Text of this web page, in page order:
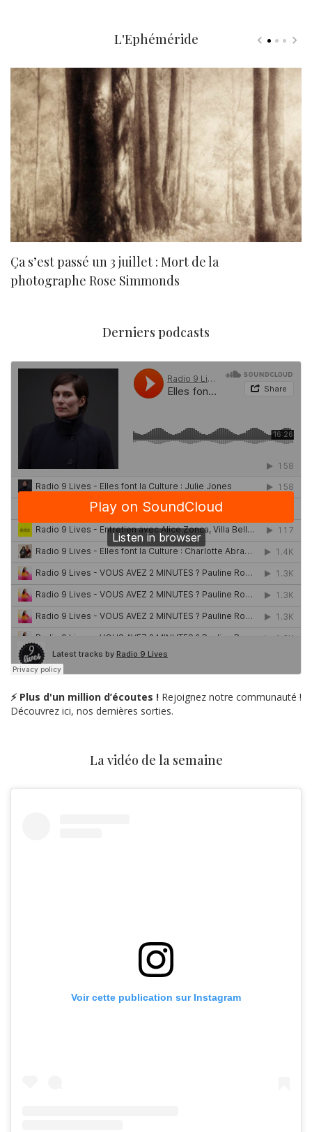
L'Ephéméride
Ça s’est passé un 3 juillet : Mort de la
photographe Rose Simmonds
Derniers podcasts
⚡ Plus d'un million d’écoutes ! Rejoignez notre communauté !
Découvrez ici, nos dernières sorties.
La vidéo de la semaine
Voir cette publication sur Instagram